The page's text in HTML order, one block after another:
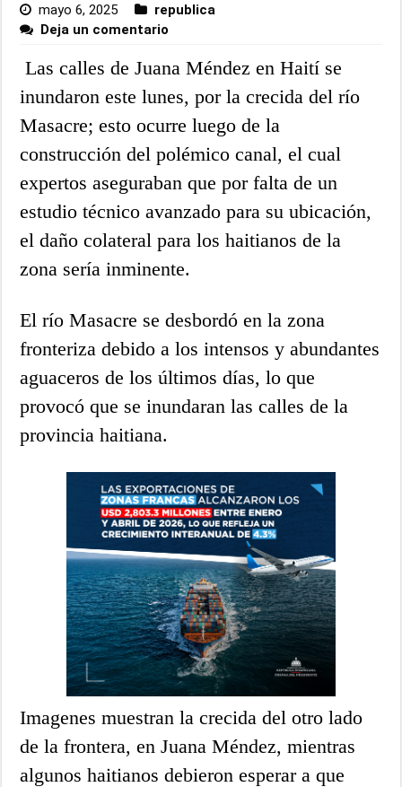
mayo 6, 2025
republica
Deja un comentario
Las calles de Juana Méndez en Haití se
inundaron este lunes, por la crecida del río
Masacre; esto ocurre luego de la
construcción del polémico canal, el cual
expertos aseguraban que por falta de un
estudio técnico avanzado para su ubicación,
el daño colateral para los haitianos de la
zona sería inminente.
El río Masacre se desbordó en la zona
fronteriza debido a los intensos y abundantes
aguaceros de los últimos días, lo que
provocó que se inundaran las calles de la
provincia haitiana.
Imagenes muestran la crecida del otro lado
de la frontera, en Juana Méndez, mientras
algunos haitianos debieron esperar a que